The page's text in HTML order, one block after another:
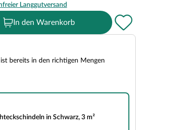
Langgutversand
In den Warenkorb
bereits in den richtigen Mengen
3 m²
in Schwarz, 3 m²